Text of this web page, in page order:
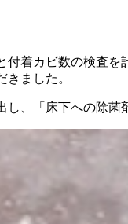
着カビ数の検査
ました。
、「床下への除